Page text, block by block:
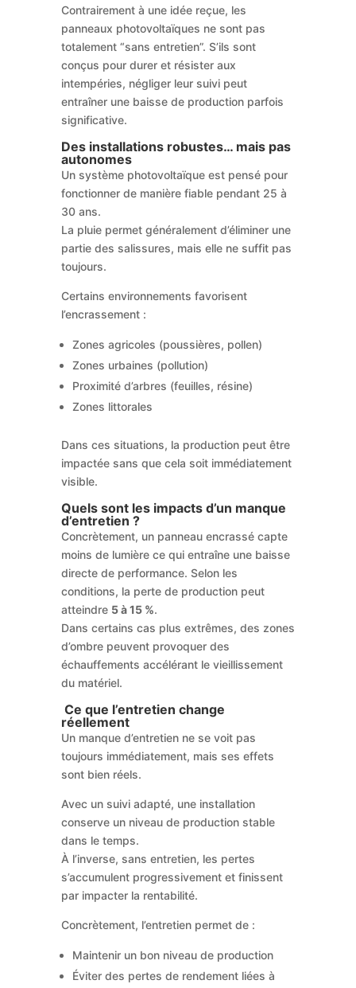
Contrairement à une idée reçue, les
panneaux photovoltaïques ne sont pas
totalement “sans entretien”. S’ils sont
conçus pour durer et résister aux
intempéries, négliger leur suivi peut
entraîner une baisse de production parfois
significative.
Des installations robustes… mais pas
autonomes
Un système photovoltaïque est pensé pour
fonctionner de manière fiable pendant 25 à
30 ans.
La pluie permet généralement d’éliminer une
partie des salissures, mais elle ne suffit pas
toujours.
Certains environnements favorisent
l’encrassement :
Zones agricoles (poussières, pollen)
Zones urbaines (pollution)
Proximité d’arbres (feuilles, résine)
Zones littorales
Dans ces situations, la production peut être
impactée sans que cela soit immédiatement
visible.
Quels sont les impacts d’un manque
d’entretien ?
Concrètement, un panneau encrassé capte
moins de lumière ce qui entraîne une baisse
directe de performance. Selon les
conditions, la perte de production peut
atteindre 5 à 15 %.
Dans certains cas plus extrêmes, des zones
d’ombre peuvent provoquer des
échauffements accélérant le vieillissement
du matériel.
Ce que l’entretien change
réellement
Un manque d’entretien ne se voit pas
toujours immédiatement, mais ses effets
sont bien réels.
Avec un suivi adapté, une installation
conserve un niveau de production stable
dans le temps.
À l’inverse, sans entretien, les pertes
s’accumulent progressivement et finissent
par impacter la rentabilité.
Concrètement, l’entretien permet de :
Maintenir un bon niveau de production
Éviter des pertes de rendement liées à